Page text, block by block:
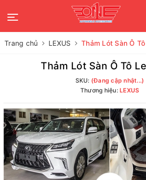
Trang chủ LEXUS Thảm Lót Sàn Ô
Thảm Lót Sàn Ô Tô
SKU: (Đang cập nhật...)
Thương hiệu: LEXUS